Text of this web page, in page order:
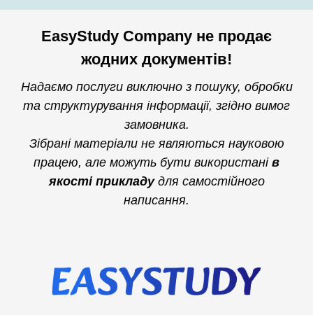
EasyStudy Company не продає
жодних документів!
Надаємо послуги виключно з пошуку, обробки
та структурування інформації, згідно вимог
замовника.
Зібрані матеріали не являються науковою
працею, але можуть бути використані в
якості прикладудля самостійного
написання.